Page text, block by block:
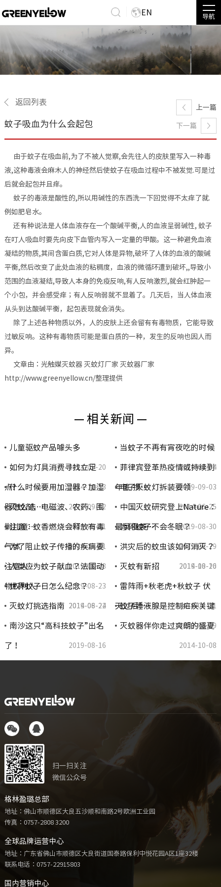
EN
导航
返回列表
蚊子吸血为什么会起包
上一篇
下一篇
由于蚊子在吸血前,为了不被人觉察,会先往人的皮肤里写入一种毒
液,这种毒液会麻木人的神经然后使蚊子在吸血过程中不被发觉.可是过
后就会起包并且痒。
蚊子的毒液是酸性的,所以用碱性的东西洗一下回觉得不太痒了就.
例如肥皂水。
还有种说法是人体血液存在一个酸碱平衡,人的血液呈弱碱性, 蚊子
在叮人吸血时要先向皮下血管内写入一定量的甲酸。这一种避免血液
凝结的物质,其间含蛋白质,它对人体是异物,破坏了人体的血液的酸碱
平衡,然后改变了此处血液的粘稠度，血液的微循环遭到破坏,,导致小
范围的血液凝结,导致人本身的免疫反响,有人反响激烈,就会红肿起一
个小包，并会感受痒；有人反响弱就不显着了。几天后，当人体血液
从头到达酸碱平衡，起包表现就会消失。
除了上述各种物质以外，人的皮肤上还会留有有毒物质，它能导致
过敏反响。这种有毒物质可能是蛋白质的一种，发生的反响也因人而
异。
文章由：光触媒灭蚊器 灭蚊灯厂家 灭蚊器厂家
http://www.greenyellow.cn/整理提供
— 相关新闻 —
儿童驱蚊产品噱头多
2014-05-20
当蚊子不再有宵夜吃的时候
2019-09-04
如何为灯具消费寻找立足
点? 2014-10-13
菲律宾登革热疫情或持续到
年底 携… 2019-09-03
什么时候要用加湿器？加湿
器怎么选… 2019-09-02
电子灭蚊灯拆装要领
2014-06-25
灭蚊剂、电磁波、农药、围
剿儿童… 2019-08-31
中国灭蚊研究登上Nature：
最具侵袭… 2019-08-30
注意：蚊香燃烧会释放有毒
气体 2014-10-11
为何蚊子不会冬眠？
2019-08-29
为了阻止蚊子传播的疾病要
注意人… 2019-08-28
洪灾后的蚊虫该如何消灭？
2019-08-26
人类应为蚊子献血？法国动
物权利人… 2019-08-23
灭蚊有新招 2014-10-10
世界蚊子日怎么纪念？
2019-08-22
雷阵雨+秋老虎+秋蚊子 伏
天过后“… 2019-08-21
灭蚊灯挑选指南 2014-06-24 蚊子唾液腺是控制疟疾关键
2019-08-19
南沙这只“高科技蚊子”出名
了！ 2019-08-16
灭蚊器伴你走过爽朗的盛夏
2014-10-08
扫一扫关注
微信公众号
格林盈璐总部
地址：佛山市顺德区大良五沙顺和南路2号欧洲工业园
传真：0757-2808 3200
全球品牌运营中心
地址：广东省佛山市顺德区大良街道国泰路保利中悦花园A区1座32楼
联系电话： 0757-22915803
国内营销中心